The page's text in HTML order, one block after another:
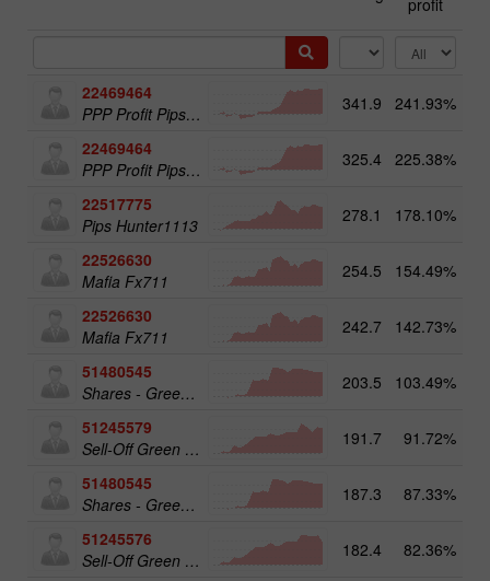
22469464
PPP Profit Pips Plus
341.9 241.93%
22469464
PPP Profit Pips Plus
325.4 225.38%
22517775
Pips Hunter1113
278.1 178.10%
22526630
Mafia Fx711
254.5 154.49%
22526630
Mafia Fx711
242.7 142.73%
51480545
Shares - Green Energy 25
203.5 103.49%
51245579
Sell-Off Green Energy 50
191.7 91.72%
51480545
Shares - Green Energy 25
187.3 87.33%
51245576
Sell-Off Green Energy 25
182.4 82.36%